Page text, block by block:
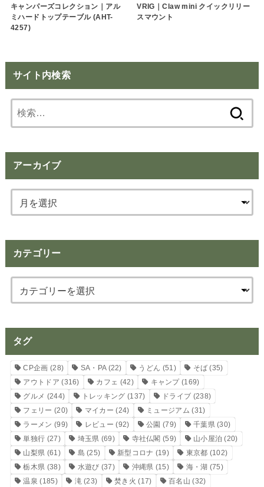
キャンパーズコレクション｜アル
ミハードトップテーブル (AHT-
4257)
VRIG｜Claw mini クイックリリー
スマウント
サイト内検索
索:
アーカイブ
カテゴリー
タグ
CP企画 (28) SA・PA(22) うどん (51) そば (35)
アウトドア (316) カフェ (42) キャンプ(169)
グルメ (244) トレッキング (137) ドライブ (238)
フェリー (20) マイカー (24) ミュージアム (31)
ラーメン (99) レビュー (92) 公園 (79) 千葉県 (30)
単独行 (27) 埼玉県 (69) 寺社仏閣 (59) 山小屋泊 (20)
山梨県 (61) 島 (25) 新型コロナ (19) 東京都 (102)
栃木県 (38) 水遊び (37) 沖縄県 (15) 海・湖 (75)
温泉 (185) 滝 (23) 焚き火 (17) 百名山 (32)